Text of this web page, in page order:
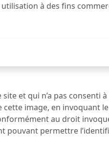
à des fins
et qui n’a pas consenti
image, en invoquant
au droit
permettre